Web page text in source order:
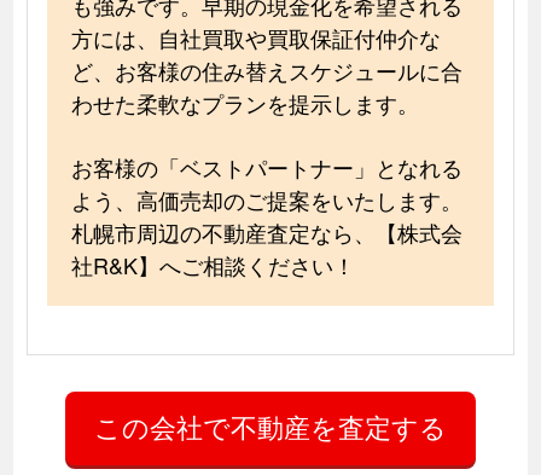
方には、自社買取や買取保証付仲介な
ど、お客様の住み替えスケジュールに合
わせた柔軟なプランを提示します。
お客様の「ベストパートナー」となれる
よう、高価売却のご提案をいたします。
札幌市周辺の不動産査定なら、【株式会
社R&K】へご相談ください！